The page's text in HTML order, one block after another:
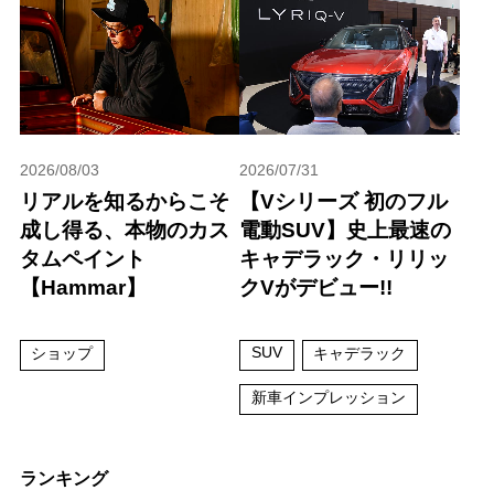
2026/08/03
リアルを知るからこそ
成し得る、本物のカス
タムペイント
【Hammar】
ショップ
2026/07/31
【Vシリーズ 初のフル
電動SUV】史上最速の
キャデラック・リリッ
クVがデビュー!!
SUV キャデラック
新車インプレッション
ランキング